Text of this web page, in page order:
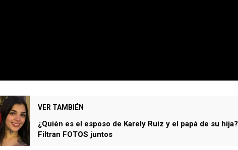
VER TAMBIÉN
¿Quién es el esposo de Karely Ruiz y el papá de su hija?
Filtran FOTOS juntos